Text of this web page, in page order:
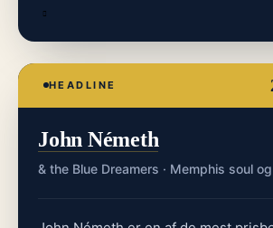
HEADLINE
John Németh
& the Blue Dreamers · Memphis soul